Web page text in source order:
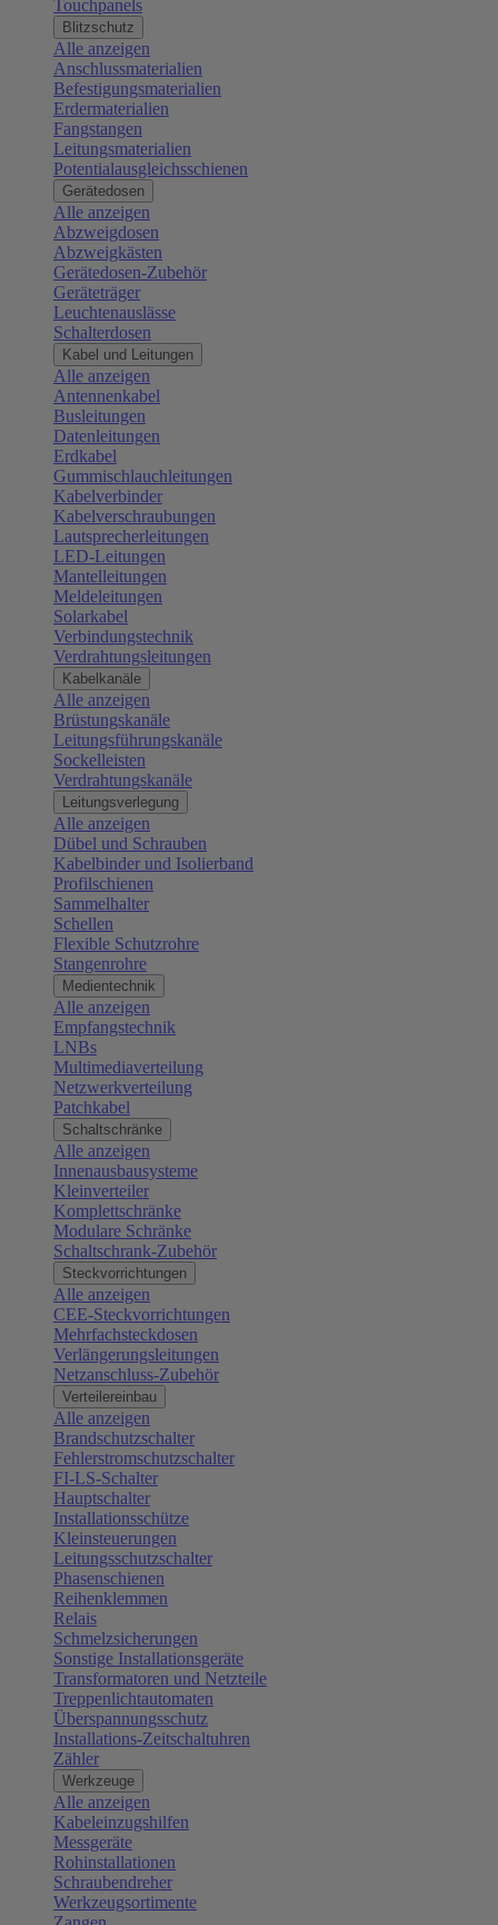
Touchpanels
Blitzschutz
Alle anzeigen
Anschlussmaterialien
Befestigungsmaterialien
Erdermaterialien
Fangstangen
Leitungsmaterialien
Potentialausgleichsschienen
Gerätedosen
Alle anzeigen
Abzweigdosen
Abzweigkästen
Gerätedosen-Zubehör
Geräteträger
Leuchtenauslässe
Schalterdosen
Kabel und Leitungen
Alle anzeigen
Antennenkabel
Busleitungen
Datenleitungen
Erdkabel
Gummischlauchleitungen
Kabelverbinder
Kabelverschraubungen
Lautsprecherleitungen
LED-Leitungen
Mantelleitungen
Meldeleitungen
Solarkabel
Verbindungstechnik
Verdrahtungsleitungen
Kabelkanäle
Alle anzeigen
Brüstungskanäle
Leitungsführungskanäle
Sockelleisten
Verdrahtungskanäle
Leitungsverlegung
Alle anzeigen
Dübel und Schrauben
Kabelbinder und Isolierband
Profilschienen
Sammelhalter
Schellen
Flexible Schutzrohre
Stangenrohre
Medientechnik
Alle anzeigen
Empfangstechnik
LNBs
Multimediaverteilung
Netzwerkverteilung
Patchkabel
Schaltschränke
Alle anzeigen
Innenausbausysteme
Kleinverteiler
Komplettschränke
Modulare Schränke
Schaltschrank-Zubehör
Steckvorrichtungen
Alle anzeigen
CEE-Steckvorrichtungen
Mehrfachsteckdosen
Verlängerungsleitungen
Netzanschluss-Zubehör
Verteilereinbau
Alle anzeigen
Brandschutzschalter
Fehlerstromschutzschalter
FI-LS-Schalter
Hauptschalter
Installationsschütze
Kleinsteuerungen
Leitungsschutzschalter
Phasenschienen
Reihenklemmen
Relais
Schmelzsicherungen
Sonstige Installationsgeräte
Transformatoren und Netzteile
Treppenlichtautomaten
Überspannungsschutz
Installations-Zeitschaltuhren
Zähler
Werkzeuge
Alle anzeigen
Kabeleinzugshilfen
Messgeräte
Rohinstallationen
Schraubendreher
Werkzeugsortimente